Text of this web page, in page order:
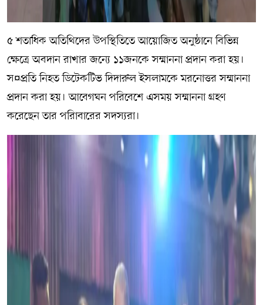
৫ শতাধিক অতিথিদের উপস্থিতিতে আয়োজিত অনুষ্ঠানে বিভিন্ন
ক্ষেত্রে অবদান রাখার জন্যে ১১জনকে সম্মাননা প্রদান করা হয়।
স¤প্রতি নিহত ডিটেকটিভ দিদারুল ইসলামকে মরনোত্তর সম্মাননা
প্রদান করা হয়। আবেগঘন পরিবেশে এসময় সম্মাননা গ্রহণ
করেছেন তার পরিাবারের সদস্যরা।